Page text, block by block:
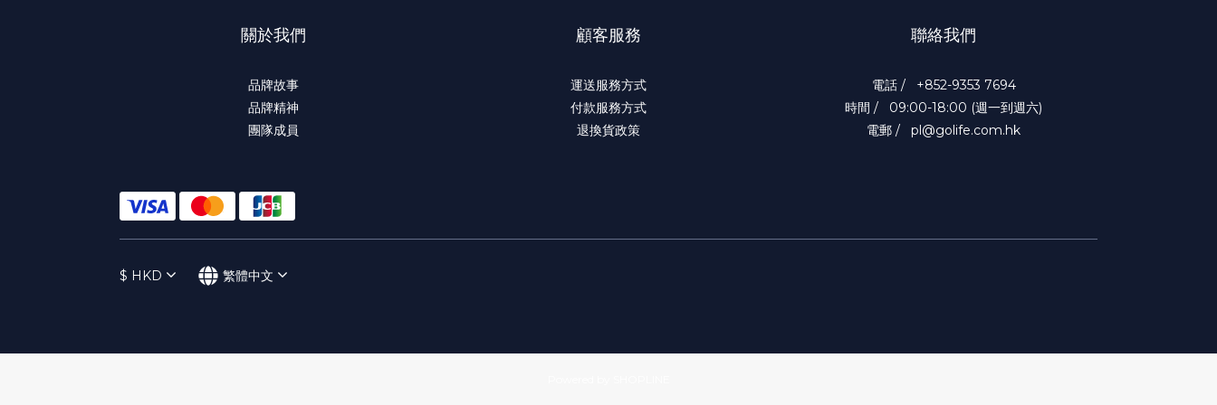
關於我們
品牌故事
品牌精神
團隊成員
顧客服務
運送服務方式
付款服務方式
退換貨政策
聯絡我們
電話 / +852-9353 7694
時間 / 09:00-18:00 (週一到週六)
電郵 / pl@golife.com.hk
$ HKD 繁體中文